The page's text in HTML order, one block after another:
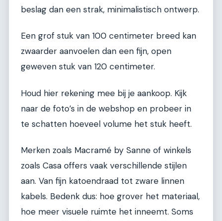
beslag dan een strak, minimalistisch ontwerp.
Een grof stuk van 100 centimeter breed kan
zwaarder aanvoelen dan een fijn, open
geweven stuk van 120 centimeter.
Houd hier rekening mee bij je aankoop. Kijk
naar de foto’s in de webshop en probeer in
te schatten hoeveel volume het stuk heeft.
Merken zoals Macramé by Sanne of winkels
zoals Casa offers vaak verschillende stijlen
aan. Van fijn katoendraad tot zware linnen
kabels. Bedenk dus: hoe grover het materiaal,
hoe meer visuele ruimte het inneemt. Soms